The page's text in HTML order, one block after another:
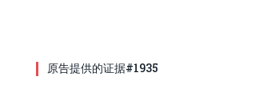
原告提供的证据#1935